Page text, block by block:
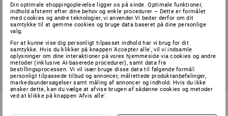
Din optimale shoppingoplevelse ligger os på sinde. Optimale funktioner,
indhold afstemt efter dine behov og enkle procedurer – Dette er formålet
med cookies og andre teknologier, vi anvender.Vi beder derfor om dit
samtykke til at gemme cookies og bruge data baseret på dine personlige
valg.
For at kunne vise dig personligt tilpasset indhold har vi brug for dit
samtykke. Hvis du klikker på knappen 'Accepter alle', vil vi indsamle
oplysninger om dine interaktioner på vores hjemmeside via cookies og andre
metoder (inklusive AI-baserede procedurer), samt data fra
bestillingsprocessen. Vi vil især bruge disse data til følgende formål:
personligt tilpassede tilbud og annoncer, målrettede produktanbefalinger,
markedsundersøgelser samt måling af annoncer og indhold. Hvis du ikke
ønsker dette, kan du vælge at afvise brugen af sådanne cookies og metoder
ved at klikke på knappen 'Afvis alle'.